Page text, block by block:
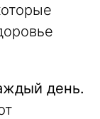
день.